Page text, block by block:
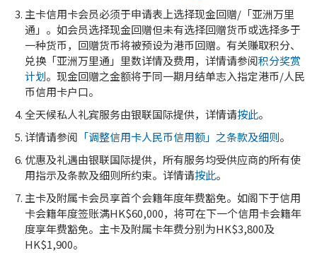
主卡信用卡会员必须于申请表上选择现金回赠/「亚洲万里
通」。如会员选择现金回赠但未有选择回赠货币或选择多于
一种货币，回赠货币将被预设为港币回赠。有关赚取积分、
兑换「亚洲万里通」里数详情及费用，详情请参阅积分奖赏
计划。现金回赠之金额将于同一期月结单志入指定港币/人民
币信用卡户口。
全天候私人礼宾服务由银联国际提供，详情请按此。
详情请参阅 「调整信用卡人民币信用额」之条款及细则。
优惠及礼遇由银联国际提供，所有服务均受供应商的所有使
用指示及条款及细则所约束。详情请按此。
主卡及附属卡会员享首个会籍年度年费豁免。如阁下于信用
卡会籍年度签账满HK$60,000，将可在下一个信用卡会籍年
度享年费豁免。主卡及附属卡年费分别为HK$3,800及
HK$1,900。